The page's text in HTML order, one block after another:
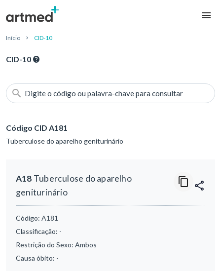
Início CID-10
CID-10
Digite o código ou palavra-chave para consultar
Código CID A181
Tuberculose do aparelho geniturinário
A18 Tuberculose do aparelho
geniturinário
Código: A181
Classificação: -
Restrição do Sexo: Ambos
Causa óbito: -